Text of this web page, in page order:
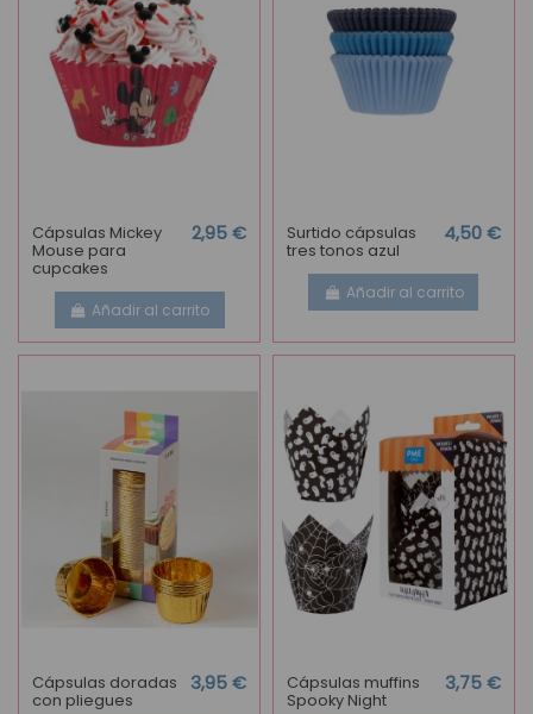
Cápsulas Mickey
Mouse para
cupcakes
2,95 €
Añadir al carrito
Surtido cápsulas
tres tonos azul
4,50 €
Añadir al carrito
Cápsulas doradas
con pliegues
3,95 € Cápsulas muffins
Spooky Night
3,75 €